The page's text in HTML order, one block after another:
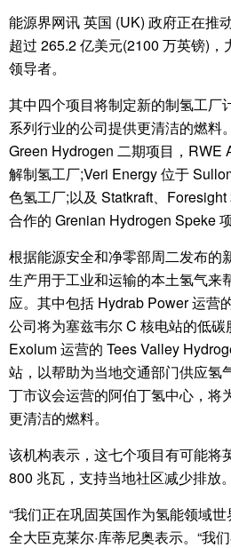
能源界网讯 英国 (UK) 政府正在推
超过 265.2 亿美元(2100 万英镑)
领导者。
其中四个项目将制定新的制氢工厂
系列行业的公司提供更清洁的燃料
Green Hydrogen 二期项目，RWE
解制氢工厂;Veri Energy 位于
色氢工厂;以及 Statkraft、
合作的 Grenian Hydrogen Speke 项
根据能源安全和净零部周二发布的
生产用于工业和运输的本土氢气来
应。其中包括 Hydrab Power 运营
公司将为塞兹韦尔 C 核电站的低
Exolum 运营的 Tees Valley
站，以帮助为当地交通部门供应氢
丁市议会运营的阿伯丁氢中心，将
更清洁的燃料。
该机构表示，这七个项目有可能将
800 兆瓦，支持当地社区减少排放。
“我们正在巩固英国作为氢能领域
全大臣克莱尔·库蒂尼奥表示。“我